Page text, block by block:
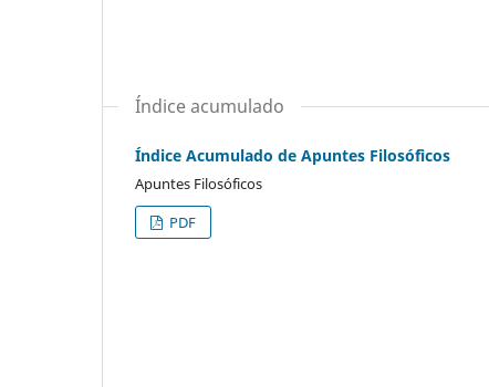
Índice acumulado
Índice Acumulado de Apuntes Filosóficos
Apuntes Filosóficos
PDF